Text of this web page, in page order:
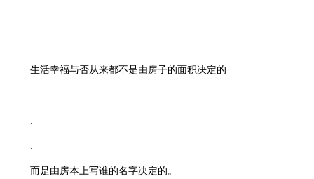
生活幸福与否从来都不是由房子的面积决定的
而是由房本上写谁的名字决定的。